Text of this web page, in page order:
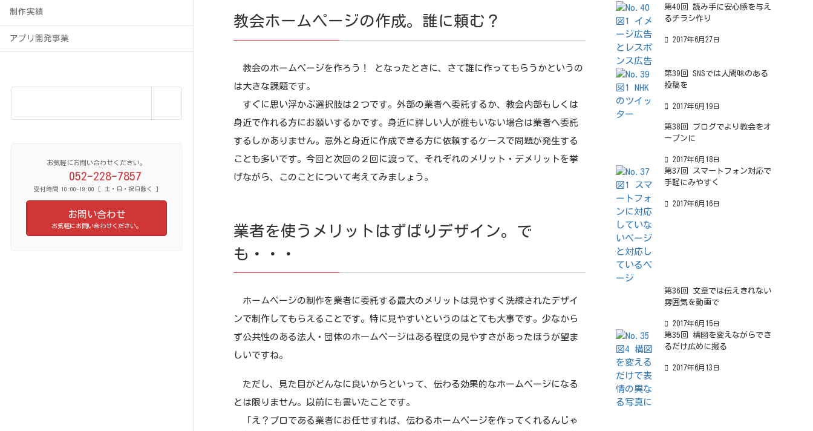
制作実績
アプリ開発事業
お気軽にお問い合わせください。
052-228-7857
受付時間 10:00-18:00 [ 土・日・祝日除く ]
お問い合わせ
お気軽にお問い合わせください。
教会ホームページの作成。誰に頼む？
教会のホームページを作ろう！ となったときに、さて誰に作ってもらうかというの
は大きな課題です。
すぐに思い浮かぶ選択肢は２つです。外部の業者へ委託するか、教会内部もしくは
身近で作れる方にお願いするかです。身近に詳しい人が誰もいない場合は業者へ委託
するしかありません。意外と身近に作成できる方に依頼するケースで問題が発生する
ことも多いです。今回と次回の２回に渡って、それぞれのメリット・デメリットを挙
げながら、このことについて考えてみましょう。
業者を使うメリットはずばりデザイン。で
も・・・
ホームページの制作を業者に委託する最大のメリットは見やすく洗練されたデザイ
ンで制作してもらえることです。特に見やすいというのはとても大事です。少なから
ず公共性のある法人・団体のホームページはある程度の見やすさがあったほうが望ま
しいですね。
ただし、見た目がどんなに良いからといって、伝わる効果的なホームページになる
とは限りません。以前にも書いたことです。
「え？プロである業者にお任せすれば、伝わるホームページを作ってくれるんじゃ
第40回 読み手に安心感を与え
るチラシ作り
2017年6月27日
第39回 SNSでは人間味のある
投稿を
2017年6月19日
第38回 ブログでより教会をオ
ープンに
2017年6月18日
第37回 スマートフォン対応で
手軽にみやすく
2017年6月16日
第36回 文章では伝えきれない
雰囲気を動画で
2017年6月15日
第35回 構図を変えながらでき
るだけ広めに撮る
2017年6月13日